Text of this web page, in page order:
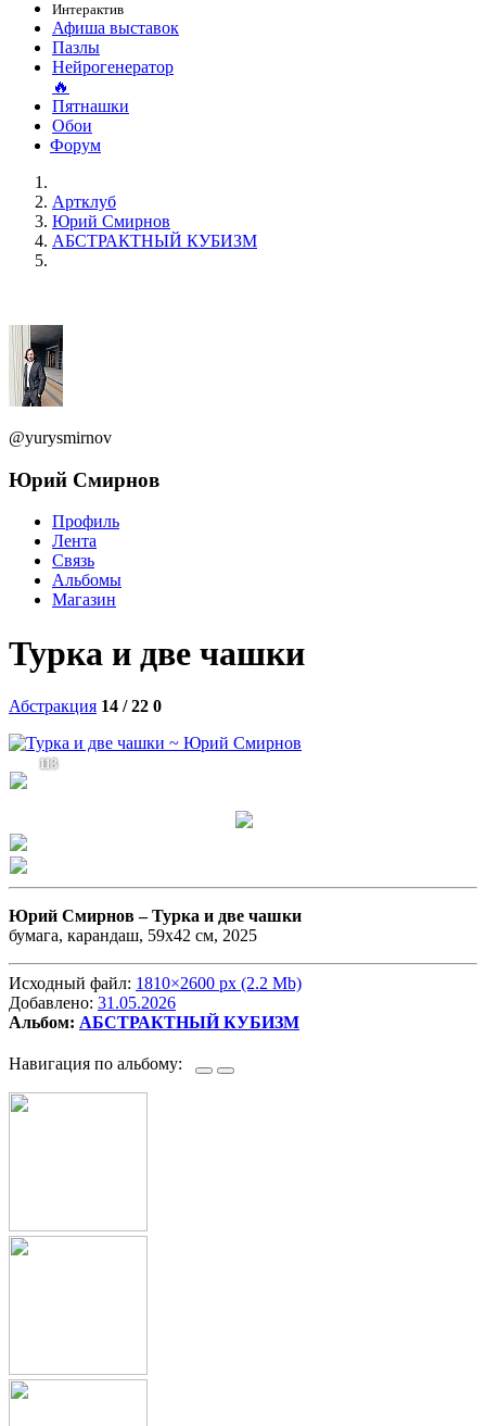
Интерактив
Афиша выставок
Пазлы
Нейрогенератор
🔥
Пятнашки
Обои
Форум
Артклуб
Юрий Смирнов
АБСТРАКТНЫЙ КУБИЗМ
@yurysmirnov
Юрий Смирнов
Профиль
Лента
Связь
Альбомы
Магазин
Турка и две чашки
Абстракция 14 / 22 0
113
Юрий Смирнов –Турка и две чашки
бумага, карандаш, 59x42 см, 2025
Исходный файл: 1810×2600 px (2.2 Mb)
Добавлено: 31.05.2026
Альбом: АБСТРАКТНЫЙ КУБИЗМ
Навигация по альбому: